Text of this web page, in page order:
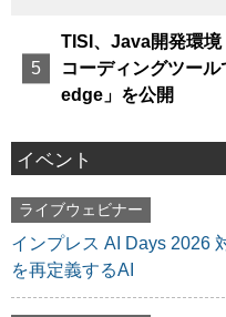
TISI、Java開発環
コーディングツー
edge」を公開
イベント
ライブウェビナー
インプレス AI Days 2026
を再定義するAI